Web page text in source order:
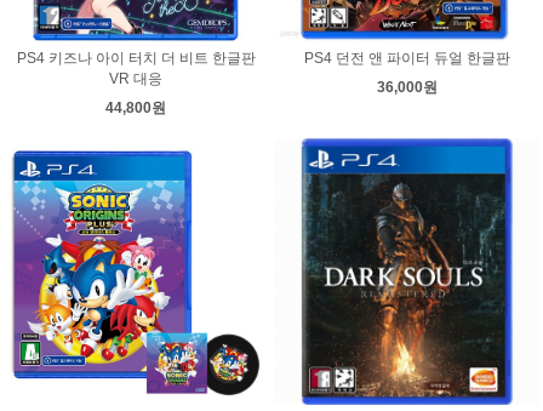
PS4 키즈나 아이 터치 더 비트 한글판
VR 대응
44,800원
PS4 던전 앤 파이터 듀얼 한글판
36,000원